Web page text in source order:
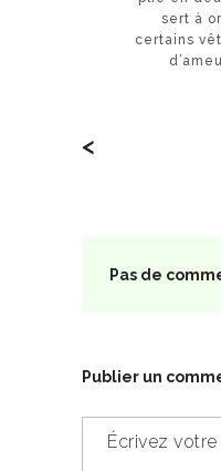
sert à
certains
<
Pas de
Publier un